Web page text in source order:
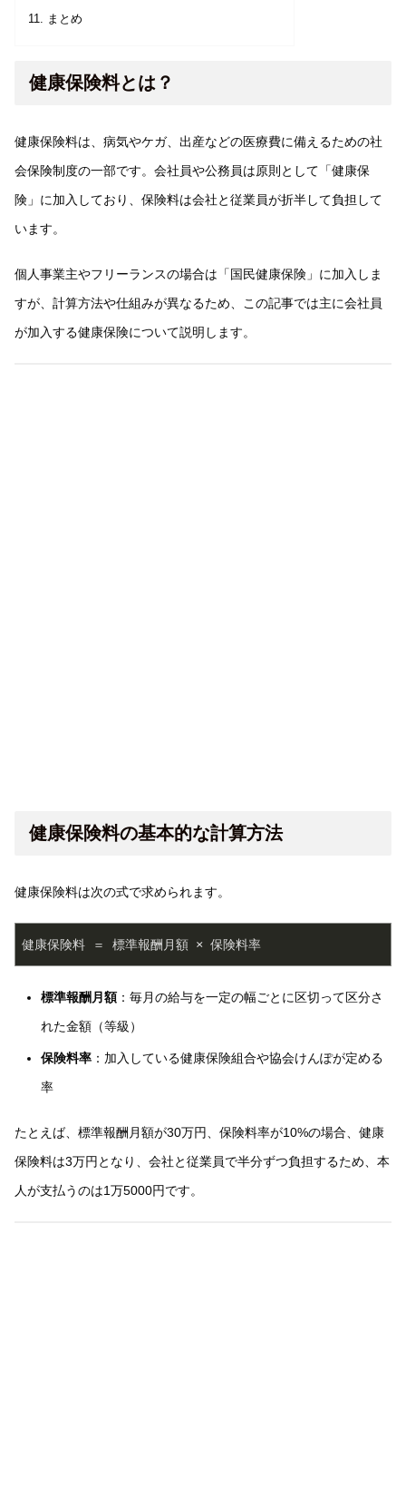
まとめ
健康保険料とは？
健康保険料は、病気やケガ、出産などの医療費に備えるための社
会保険制度の一部です。会社員や公務員は原則として「健康保
険」に加入しており、保険料は会社と従業員が折半して負担して
います。
個人事業主やフリーランスの場合は「国民健康保険」に加入しま
すが、計算方法や仕組みが異なるため、この記事では主に会社員
が加入する健康保険について説明します。
健康保険料の基本的な計算方法
健康保険料は次の式で求められます。
標準報酬月額：毎月の給与を一定の幅ごとに区切って区分さ
れた金額（等級）
保険料率：加入している健康保険組合や協会けんぽが定める
率
たとえば、標準報酬月額が30万円、保険料率が10%の場合、健康
保険料は3万円となり、会社と従業員で半分ずつ負担するため、本
人が支払うのは1万5000円です。